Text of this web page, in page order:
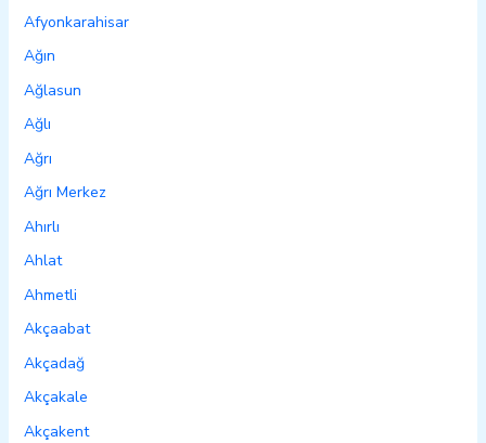
Afyonkarahisar
Ağın
Ağlasun
Ağlı
Ağrı
Ağrı Merkez
Ahırlı
Ahlat
Ahmetli
Akçaabat
Akçadağ
Akçakale
Akçakent